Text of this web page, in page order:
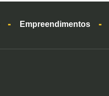
Empreendimentos